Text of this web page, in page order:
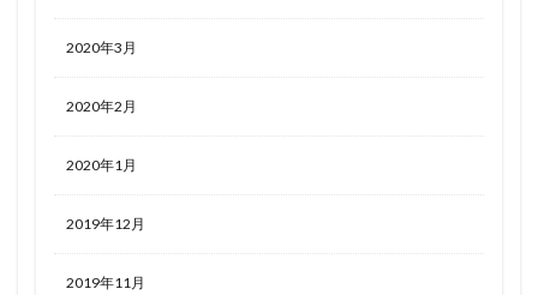
2020年3月
2020年2月
2020年1月
2019年12月
2019年11月